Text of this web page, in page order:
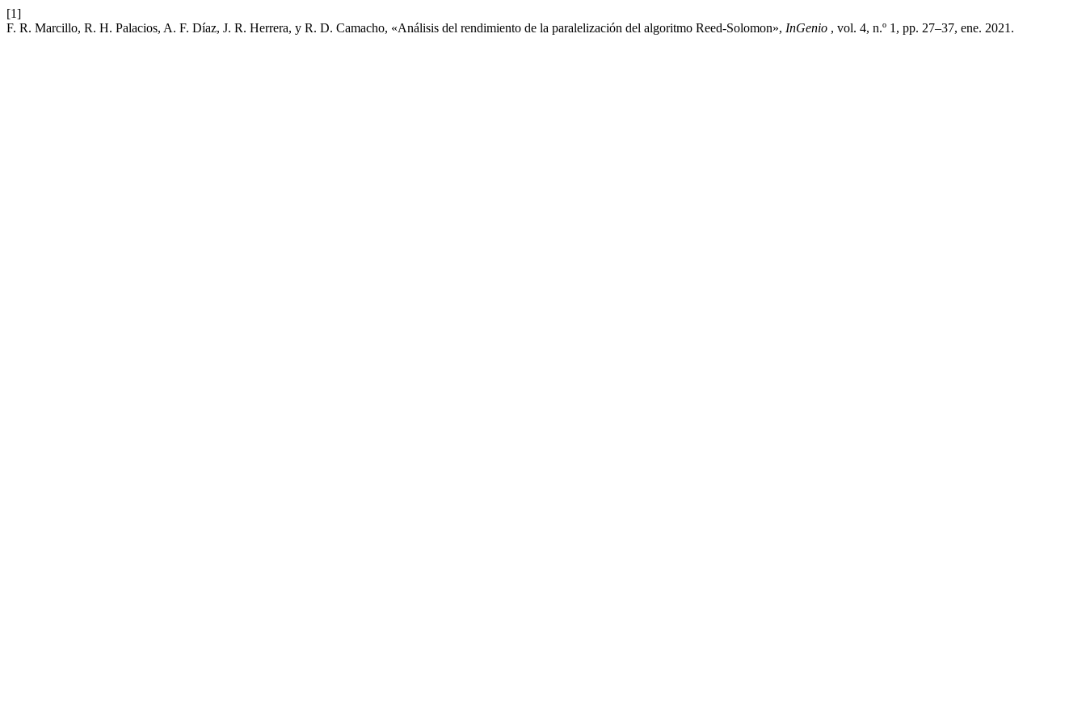
[1]
F. R. Marcillo, R. H. Palacios, A. F. Díaz, J. R. Herrera, y R. D. Camacho, «Análisis del rendimiento de la paralelización del algoritmo Reed-Solomon», InGenio , vol. 4, n.º 1, pp. 27–37, ene. 2021.